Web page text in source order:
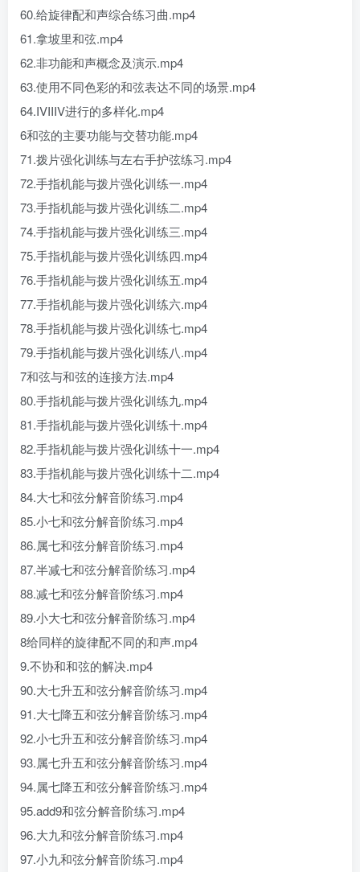
60.给旋律配和声综合练习曲.mp4
61.拿坡里和弦.mp4
62.非功能和声概念及演示.mp4
63.使用不同色彩的和弦表达不同的场景.mp4
64.IVIIIV进行的多样化.mp4
6和弦的主要功能与交替功能.mp4
71.拨片强化训练与左右手护弦练习.mp4
72.手指机能与拨片强化训练一.mp4
73.手指机能与拨片强化训练二.mp4
74.手指机能与拨片强化训练三.mp4
75.手指机能与拨片强化训练四.mp4
76.手指机能与拨片强化训练五.mp4
77.手指机能与拨片强化训练六.mp4
78.手指机能与拨片强化训练七.mp4
79.手指机能与拨片强化训练八.mp4
7和弦与和弦的连接方法.mp4
80.手指机能与拨片强化训练九.mp4
81.手指机能与拨片强化训练十.mp4
82.手指机能与拨片强化训练十一.mp4
83.手指机能与拨片强化训练十二.mp4
84.大七和弦分解音阶练习.mp4
85.小七和弦分解音阶练习.mp4
86.属七和弦分解音阶练习.mp4
87.半减七和弦分解音阶练习.mp4
88.减七和弦分解音阶练习.mp4
89.小大七和弦分解音阶练习.mp4
8给同样的旋律配不同的和声.mp4
9.不协和和弦的解决.mp4
90.大七升五和弦分解音阶练习.mp4
91.大七降五和弦分解音阶练习.mp4
92.小七升五和弦分解音阶练习.mp4
93.属七升五和弦分解音阶练习.mp4
94.属七降五和弦分解音阶练习.mp4
95.add9和弦分解音阶练习.mp4
96.大九和弦分解音阶练习.mp4
97.小九和弦分解音阶练习.mp4